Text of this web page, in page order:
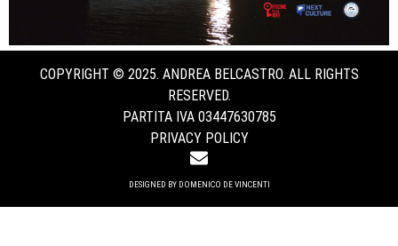
COPYRIGHT © 2025. ANDREA BELCASTRO. ALL RIGHTS
RESERVED.
PARTITA IVA 03447630785
PRIVACY POLICY
DESIGNED BY DOMENICO DE VINCENTI